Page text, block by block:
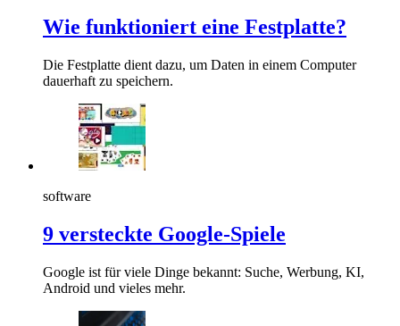
Wie funktioniert eine Festplatte?
Die Festplatte dient dazu, um Daten in einem Computer
dauerhaft zu speichern.
software
9 versteckte Google-Spiele
Google ist für viele Dinge bekannt: Suche, Werbung, KI,
Android und vieles mehr.